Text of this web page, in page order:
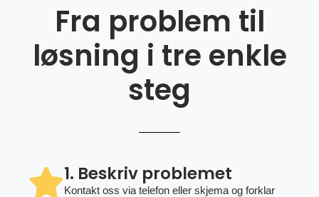
Fra problem til
løsning i tre enkle
steg
1. Beskriv problemet
Kontakt oss via telefon eller skjema og forklar